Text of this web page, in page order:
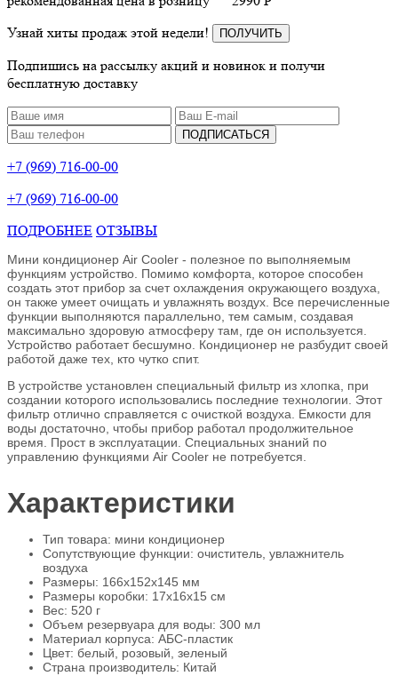
Узнай хиты продаж этой недели!
ПОЛУЧИТЬ
Подпишись на рассылку акций и новинок и получи
бесплатную доставку
ПОДПИСАТЬСЯ
+7 (969) 716-00-00
+7 (969) 716-00-00
ПОДРОБНЕЕ ОТЗЫВЫ
Мини кондиционер Air Cooler - полезное по выполняемым
функциям устройство. Помимо комфорта, которое способен
создать этот прибор за счет охлаждения окружающего воздуха,
он также умеет очищать и увлажнять воздух. Все перечисленные
функции выполняются параллельно, тем самым, создавая
максимально здоровую атмосферу там, где он используется.
Устройство работает бесшумно. Кондиционер не разбудит своей
работой даже тех, кто чутко спит.
В устройстве установлен специальный фильтр из хлопка, при
создании которого использовались последние технологии. Этот
фильтр отлично справляется с очисткой воздуха. Емкости для
воды достаточно, чтобы прибор работал продолжительное
время. Прост в эксплуатации. Специальных знаний по
управлению функциями Air Cooler не потребуется.
Характеристики
Тип товара: мини кондиционер
Сопутствующие функции: очиститель, увлажнитель
воздуха
Размеры: 166х152х145 мм
Размеры коробки: 17х16х15 см
Вес: 520 г
Объем резервуара для воды: 300 мл
Материал корпуса: АБС-пластик
Цвет: белый, розовый, зеленый
Страна производитель: Китай